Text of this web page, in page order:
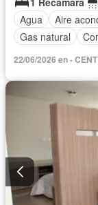
Agua
Aire
Gas natural
22/06/2026 en -